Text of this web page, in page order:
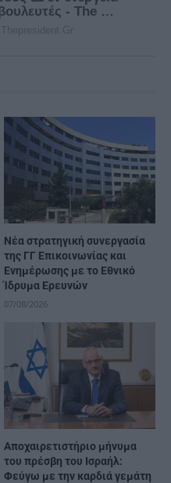
Νέα στρατηγική συνεργασία
της ΓΓ Επικοινωνίας και
Ενημέρωσης με το Εθνικό
Ίδρυμα Ερευνών
07/08/2026
Αποχαιρετιστήριο μήνυμα
του πρέσβη του Ισραήλ:
Φεύγω με την καρδιά γεμάτη